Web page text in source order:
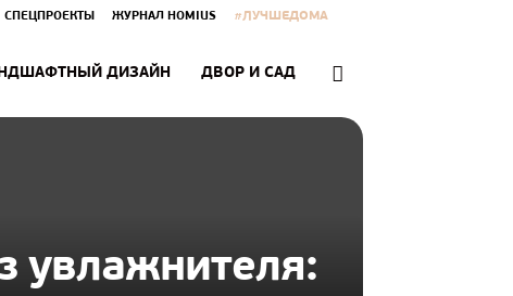
СПЕЦПРОЕКТЫ ЖУРНАЛ HOMIUS #ЛУЧШЕДОМА
ДИЗАЙН ДВОР И САД
увлажнителя: